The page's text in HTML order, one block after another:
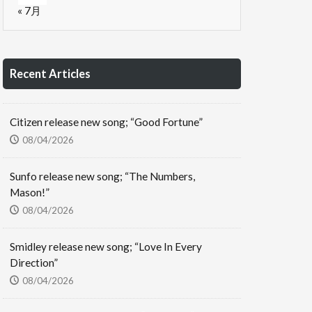
« 7月
Recent Articles
Citizen release new song; “Good Fortune”
08/04/2026
Sunfo release new song; “The Numbers,
Mason!”
08/04/2026
Smidley release new song; “Love In Every
Direction”
08/04/2026